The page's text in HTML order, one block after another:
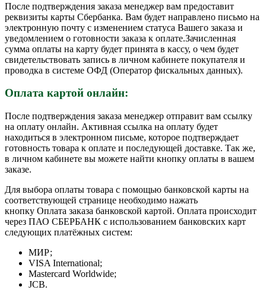
После подтверждения заказа менеджер вам предоставит
реквизиты карты Сбербанка. Вам будет направлено письмо на
электронную почту с изменением статуса Вашего заказа и
уведомлением о готовности заказа к оплате.Зачисленная
сумма оплаты на карту будет принята в кассу, о чем будет
свидетельствовать запись в личном кабинете покупателя и
проводка в системе ОФД (Оператор фискальных данных).
Оплата картой онлайн:
После подтверждения заказа менеджер отправит вам ссылку
на оплату онлайн. Активная ссылка на оплату будет
находиться в электронном письме, которое подтверждает
готовность товара к оплате и последующей доставке. Так же,
в личном кабинете вы можете найти кнопку оплаты в вашем
заказе.
Для выбора оплаты товара с помощью банковской карты на
соответствующей странице необходимо нажать
кнопку Оплата заказа банковской картой. Оплата происходит
через ПАО СБЕРБАНК с использованием банковских карт
следующих платёжных систем:
МИР;
VISA International;
Mastercard Worldwide;
JCB.